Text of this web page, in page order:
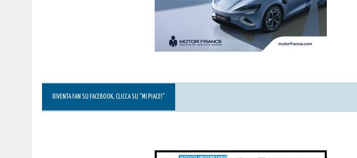
DIVENTA FAN SU FACEBOOK, CLICCA SU “MI PIACE!”